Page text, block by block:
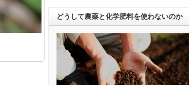
どうして農薬と化学肥料を使わないのか